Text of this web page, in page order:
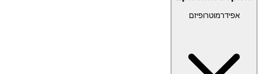
אפידרמוטרופיזם